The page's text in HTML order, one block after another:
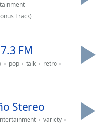
Track)
FM
pop talk
retro
Stereo
variety